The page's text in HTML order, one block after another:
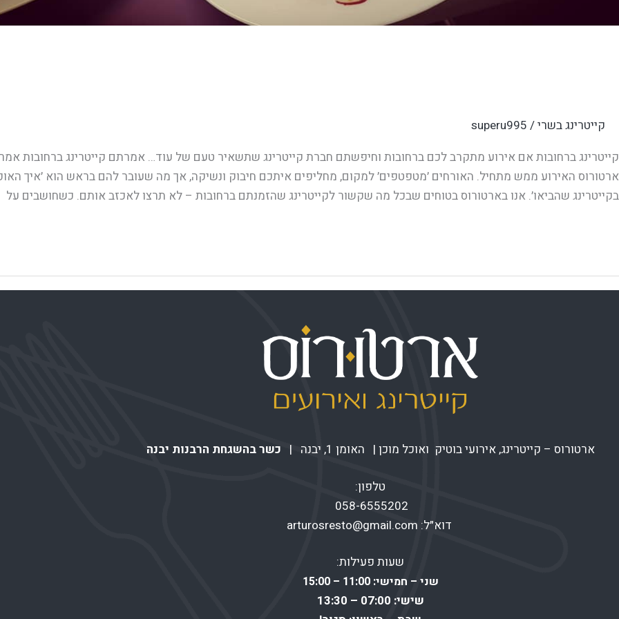
קייטרינג בשרי/
superu995
קייטרינג ברחובות אם אירוע מתקרב לכם ברחובות וחיפשתם חברת קייטרינג שתשאיר טעם של עוד… אמרתם קייטרינג ברחובות
ארטורוס האירוע ממש מתחיל. האורחים ׳מטפטפים׳ למקום, מחליפים איתכם חיבוק ונשיקה, אך מה שעובר להם בראש הוא ׳איך
בקייטרינג שהביאו׳. אנו בארטורוס בטוחים שבכל מה שקשור לקייטרינג שהזמנתם ברחובות – לא תרצו לאכזב אותם. כשחושבים על
ארטורוס – קייטרינג, אירועי בוטיק ואוכל מוכן | האומן 1, יבנה | כשר בהשגחת הרבנות יבנה
טלפון:
058-6555202
דוא״ל: arturosresto@gmail.com
שעות פעילות:
שני – חמישי: 11:00 – 15:00
שישי: 07:00 – 13:30